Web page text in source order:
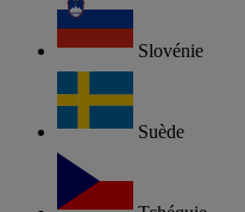
Slovénie
Suède